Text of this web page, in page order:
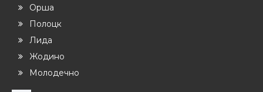
Орша
Полоцк
Лида
Жодино
Молодечно